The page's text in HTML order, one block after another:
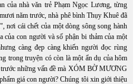
của nhà văn trẻ Phạm Ngọc Lương, từng
năm trước, nhà phê bình Thụy Khuê đã
nơi cái chết của một dòng sông song hành
con người và số phận bi thảm của một
càng đẹp càng khiến người đọc rùng
trong truyện có còn là một ẩn dụ của hôm
trước những vấn đề mà XÓM BỜ MƯƠNG
giá con người? Chúng tôi xin giới thiệu